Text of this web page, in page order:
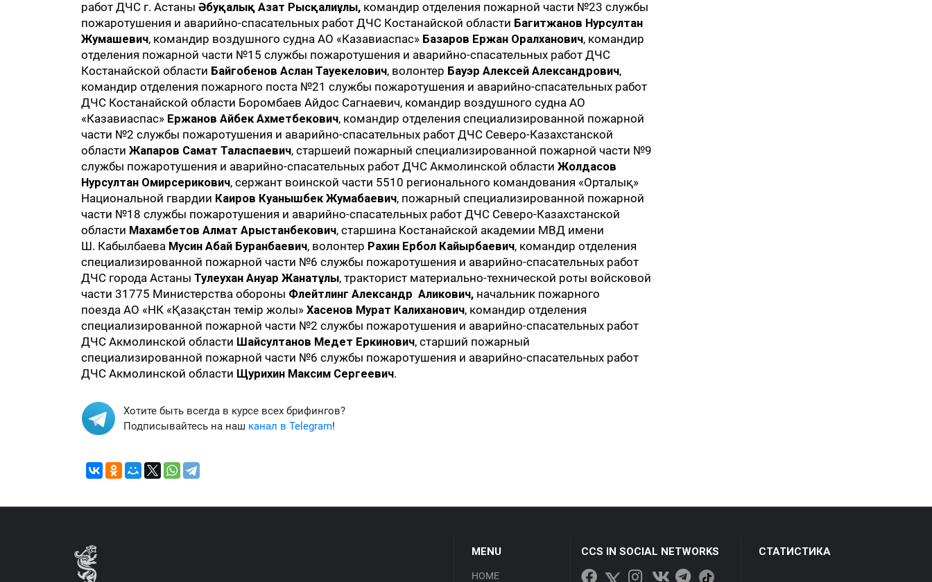
работ ДЧС г. Астаны Әбуқалық Азат Рысқалиұлы, командир отделения пожарной части №23 службы
пожаротушения и аварийно-спасательных работ ДЧС Костанайской области Багитжанов Нурсултан
Жумашевич, командир воздушного судна АО «Казавиаспас» Базаров Ержан Оралханович, командир
отделения пожарной части №15 службы пожаротушения и аварийно-спасательных работ ДЧС
Костанайской области Байгобенов Аслан Тауекелович, волонтер Бауэр Алексей Александрович,
командир отделения пожарного поста №21 службы пожаротушения и аварийно-спасательных работ
ДЧС Костанайской области Боромбаев Айдос Сагнаевич, командир воздушного судна АО
«Казавиаспас» Ержанов Айбек Ахметбекович, командир отделения специализированной пожарной
части №2 службы пожаротушения и аварийно-спасательных работ ДЧС Северо-Казахстанской
области Жапаров Самат Таласпаевич, старшеий пожарный специализированной пожарной части №9
службы пожаротушения и аварийно-спасательных работ ДЧС Акмолинской области Жолдасов
Нурсултан Омирсерикович, сержант воинской части 5510 регионального командования «Орталық»
Национальной гвардии Каиров Куанышбек Жумабаевич, пожарный специализированной пожарной
части №18 службы пожаротушения и аварийно-спасательных работ ДЧС Северо-Казахстанской
области Махамбетов Алмат Арыстанбекович, старшина Костанайской академии МВД имени
Ш. Кабылбаева Мусин Абай Буранбаевич, волонтер Рахин Ербол Кайырбаевич, командир отделения
специализированной пожарной части №6 службы пожаротушения и аварийно-спасательных работ
ДЧС города Астаны Тулеухан Ануар Жанатұлы, тракторист материально-технической роты войсковой
части 31775 Министерства обороны Флейтлинг Александр Аликович, начальник пожарного
поезда АО «НК «Қазақстан темір жолы» Хасенов Мурат Калиханович, командир отделения
специализированной пожарной части №2 службы пожаротушения и аварийно-спасательных работ
ДЧС Акмолинской области Шайсултанов Медет Еркинович, старший пожарный
специализированной пожарной части №6 службы пожаротушения и аварийно-спасательных работ
ДЧС Акмолинской области Щурихин Максим Сергеевич.
Хотите быть всегда в курсе всех брифингов?
Подписывайтесь на наш канал в Telegram!
MENU
HOME
CCS IN SOCIAL NETWORKS СТАТИСТИКА